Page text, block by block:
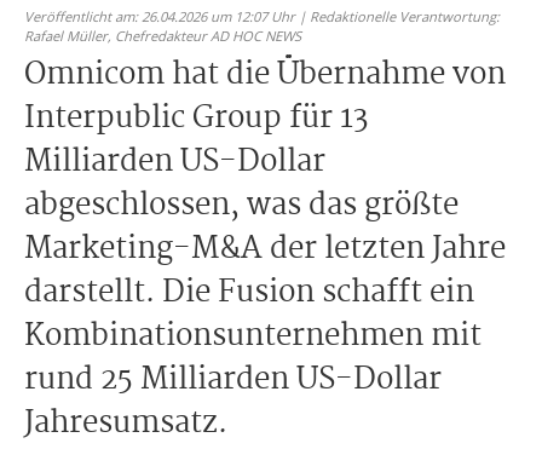
Veröffentlicht am: 26.04.2026 um 12:07 Uhr | Redaktionelle Verantwortung:
Rafael Müller, Chefredakteur AD HOC NEWS
Omnicom hat die Übernahme von
Interpublic Group für 13
Milliarden US-Dollar
abgeschlossen, was das größte
Marketing-M&A der letzten Jahre
darstellt. Die Fusion schafft ein
Kombinationsunternehmen mit
rund 25 Milliarden US-Dollar
Jahresumsatz.